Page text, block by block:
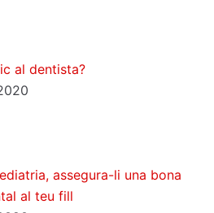
al dentista?
assegura-li una bona
al teu fill